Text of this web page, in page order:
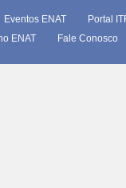
Eventos ENAT Portal
ENAT
Fale Conosco